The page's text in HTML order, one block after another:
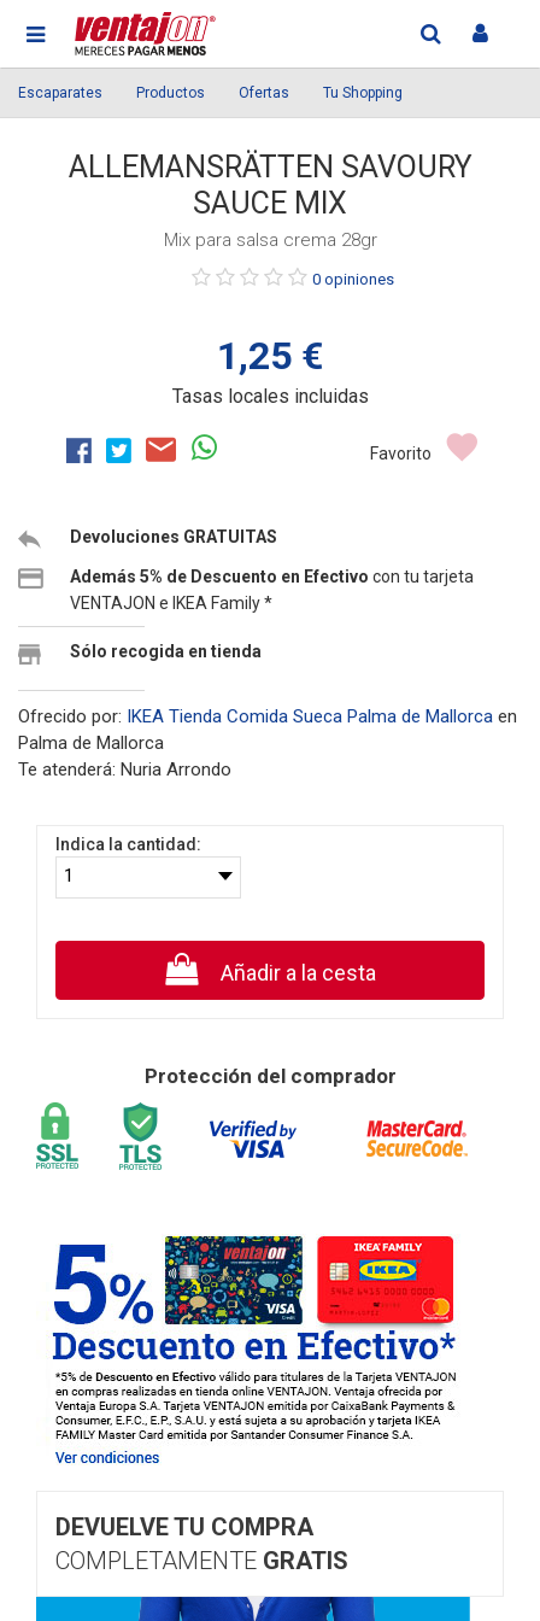
Escaparates Productos Ofertas Tu Shopping
ALLEMANSRÄTTEN SAVOURY
SAUCE MIX
Mix para salsa crema 28gr
Púntue
0 opiniones
1,25 €
Tasas locales incluidas
Favorito
Devoluciones GRATUITAS
Además 5% de Descuento en Efectivo con tu tarjeta
VENTAJON e IKEA Family *
Sólo recogida en tienda
Ofrecido por: IKEA Tienda Comida Sueca Palma de Mallorca en
Palma de Mallorca
Te atenderá: Nuria Arrondo
Indica la cantidad:
Añadir a la cesta
Protección del comprador
DEVUELVE TU COMPRA
COMPLETAMENTE GRATIS